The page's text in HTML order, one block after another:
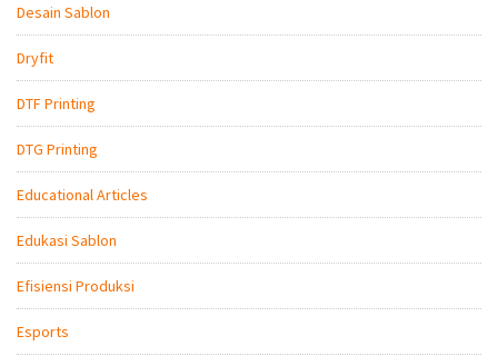
Desain Sablon
Dryfit
DTF Printing
DTG Printing
Educational Articles
Edukasi Sablon
Efisiensi Produksi
Esports